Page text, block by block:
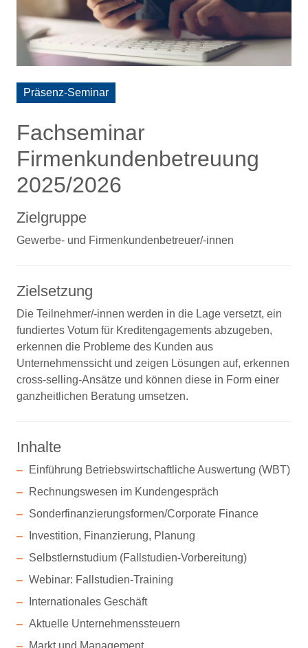
Präsenz-Seminar
Fachseminar
Firmenkundenbetreuung
2025/2026
Zielgruppe
Gewerbe- und Firmenkundenbetreuer/-innen
Zielsetzung
Die Teilnehmer/-innen werden in die Lage versetzt, ein
fundiertes Votum für Kreditengagements abzugeben,
erkennen die Probleme des Kunden aus
Unternehmenssicht und zeigen Lösungen auf, erkennen
cross-selling-Ansätze und können diese in Form einer
ganzheitlichen Beratung umsetzen.
Inhalte
Einführung Betriebswirtschaftliche Auswertung (WBT)
Rechnungswesen im Kundengespräch
Sonderfinanzierungsformen/Corporate Finance
Investition, Finanzierung, Planung
Selbstlernstudium (Fallstudien-Vorbereitung)
Webinar: Fallstudien-Training
Internationales Geschäft
Aktuelle Unternehmenssteuern
Markt und Management